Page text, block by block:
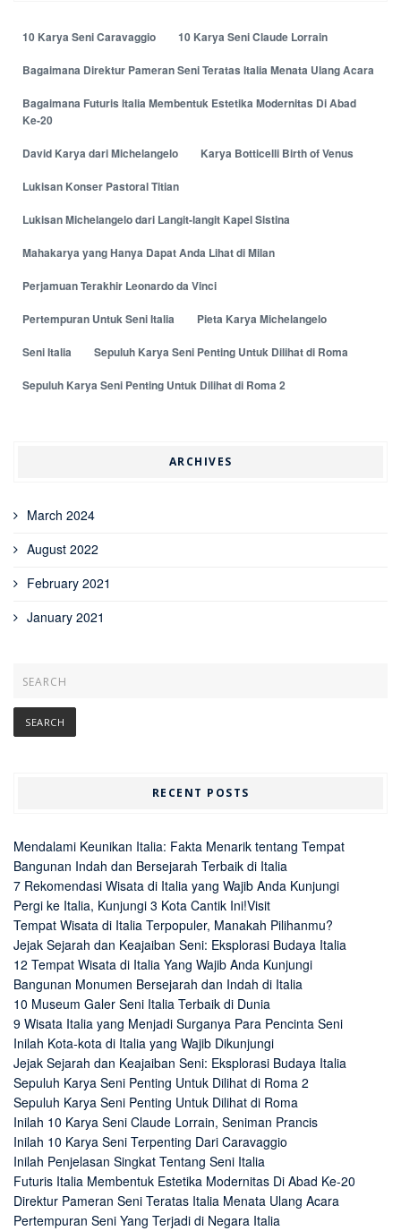
10 Karya Seni Caravaggio 10 Karya Seni Claude Lorrain
Bagaimana Direktur Pameran Seni Teratas Italia Menata Ulang Acara
Bagaimana Futuris Italia Membentuk Estetika Modernitas Di Abad
Ke-20
David Karya dari Michelangelo Karya Botticelli Birth of Venus
Lukisan Konser Pastoral Titian
Lukisan Michelangelo dari Langit-langit Kapel Sistina
Mahakarya yang Hanya Dapat Anda Lihat di Milan
Perjamuan Terakhir Leonardo da Vinci
Pertempuran Untuk Seni Italia Pieta Karya Michelangelo
Seni Italia Sepuluh Karya Seni Penting Untuk Dilihat di Roma
Sepuluh Karya Seni Penting Untuk Dilihat di Roma 2
ARCHIVES
March 2024
August 2022
February 2021
January 2021
RECENT POSTS
Mendalami Keunikan Italia: Fakta Menarik tentang Tempat
Bangunan Indah dan Bersejarah Terbaik di Italia
7 Rekomendasi Wisata di Italia yang Wajib Anda Kunjungi
Pergi ke Italia, Kunjungi 3 Kota Cantik Ini!Visit
Tempat Wisata di Italia Terpopuler, Manakah Pilihanmu?
Jejak Sejarah dan Keajaiban Seni: Eksplorasi Budaya Italia
12 Tempat Wisata di Italia Yang Wajib Anda Kunjungi
Bangunan Monumen Bersejarah dan Indah di Italia
10 Museum Galer Seni Italia Terbaik di Dunia
9 Wisata Italia yang Menjadi Surganya Para Pencinta Seni
Inilah Kota-kota di Italia yang Wajib Dikunjungi
Jejak Sejarah dan Keajaiban Seni: Eksplorasi Budaya Italia
Sepuluh Karya Seni Penting Untuk Dilihat di Roma 2
Sepuluh Karya Seni Penting Untuk Dilihat di Roma
Inilah 10 Karya Seni Claude Lorrain, Seniman Prancis
Inilah 10 Karya Seni Terpenting Dari Caravaggio
Inilah Penjelasan Singkat Tentang Seni Italia
Futuris Italia Membentuk Estetika Modernitas Di Abad Ke-20
Direktur Pameran Seni Teratas Italia Menata Ulang Acara
Pertempuran Seni Yang Terjadi di Negara Italia